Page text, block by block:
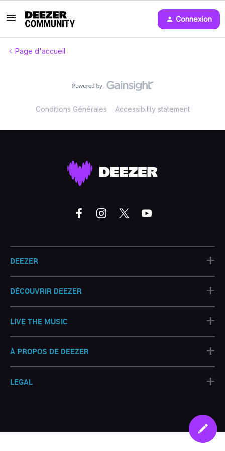
Connexion
Page d'accueil
Conditions Générales Accessibility statement
DEEZER +
DÉCOUVRIR DEEZER +
LIVE THE MUSIC +
À PROPOS DE DEEZER +
LEGAL +